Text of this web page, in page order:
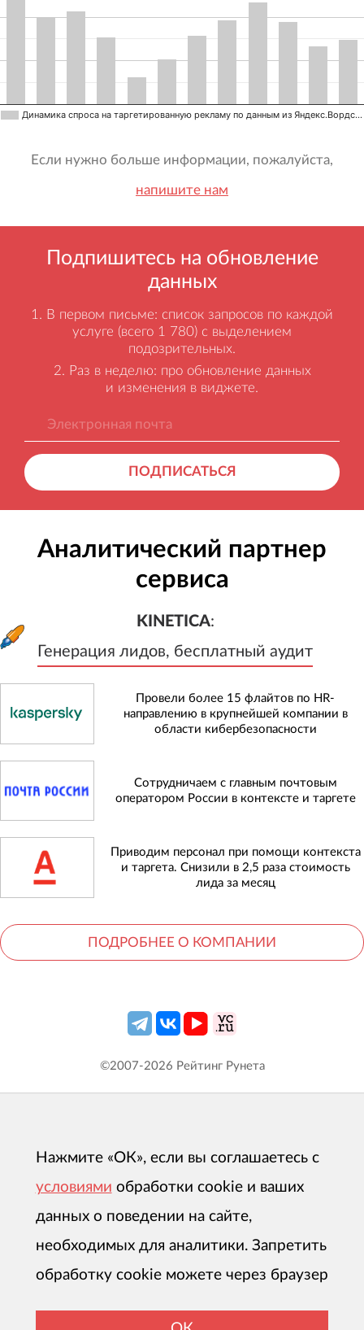
Динамика спроса на таргетированную рекламу по данным из Яндекс.Вордс…
Если нужно больше информации, пожалуйста,
напишите нам
Подпишитесь на обновление
данных
В первом письме: список запросов по каждой
услуге (всего 1 780) с выделением
подозрительных.
Раз в неделю: про обновление данных
и изменения в виджете.
ПОДПИСАТЬСЯ
Аналитический партнер
сервиса
KINETICA:
Генерация лидов, бесплатный аудит
Генерация лидов, бесплатный
Провели более 15 флайтов по HR-
направлению в крупнейшей компании в
области кибербезопасности
Сотрудничаем с главным почтовым
оператором России в контексте и таргете
Приводим персонал при помощи контекста
и таргета. Снизили в 2,5 раза стоимость
лида за месяц
ПОДРОБНЕЕ О КОМПАНИИ
©2007-2026 Рейтинг Рунета
Нажмите «ОК», если вы соглашаетесь с
условиями обработки cookie и ваших
данных о поведении на сайте,
необходимых для аналитики. Запретить
обработку cookie можете через браузер